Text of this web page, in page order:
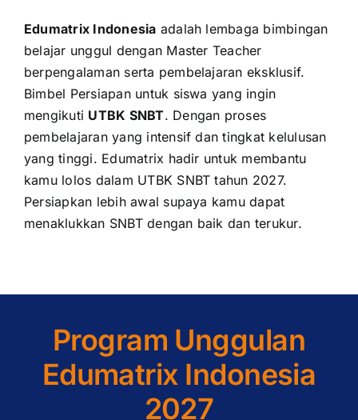
Edumatrix Indonesia adalah lembaga bimbingan
belajar unggul dengan Master Teacher
berpengalaman serta pembelajaran eksklusif.
Bimbel Persiapan untuk siswa yang ingin
mengikuti UTBK SNBT. Dengan proses
pembelajaran yang intensif dan tingkat kelulusan
yang tinggi. Edumatrix hadir untuk membantu
kamu lolos dalam UTBK SNBT tahun 2027.
Persiapkan lebih awal supaya kamu dapat
menaklukkan SNBT dengan baik dan terukur.
Program Unggulan
Edumatrix Indonesia
2027